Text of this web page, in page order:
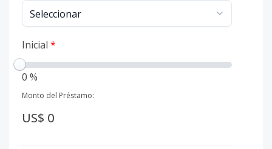
Inicial *
0 %
Monto del Préstamo:
US$ 0